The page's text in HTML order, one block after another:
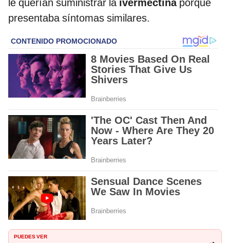
le querían suministrar la ivermectinaporque
presentaba síntomas similares.
PUEDES VER